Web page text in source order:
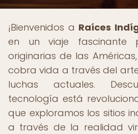
¡Bienvenidos a Raíces
en un viaje fascinante
originarias de las
cobra vida a través del
luchas actuales.
tecnología está
que exploramos los sitios
a través de la realidad